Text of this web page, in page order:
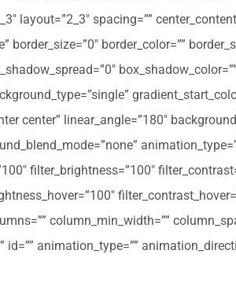
layout=”2_3″ spacing=””
border_color=””
center” linear_angle=”180″
filter_brightness=”100″
column_min_width=””
animation_type=””